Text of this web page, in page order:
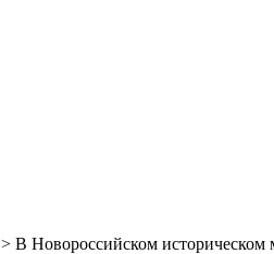
> В Новороссийском историческом